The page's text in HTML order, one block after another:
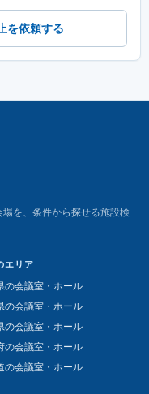
を依頼する
を、条件から探せる施設検
エリア
の会議室・ホール
の会議室・ホール
の会議室・ホール
の会議室・ホール
の会議室・ホール